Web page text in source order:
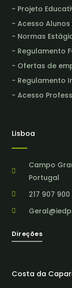
- Projeto
- Acesso Alunos
- Normas
- Regulamento
- Ofertas de
- Regulamento
- Acesso
Lisboa
Campo
Portugal
217 907
Direções
Costa da